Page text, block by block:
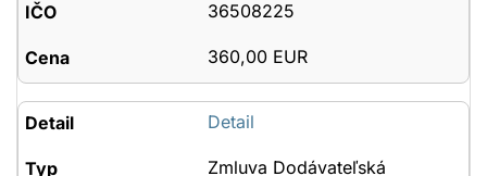
36508225
360,00 EUR
Detail
Zmluva Dodávateľská